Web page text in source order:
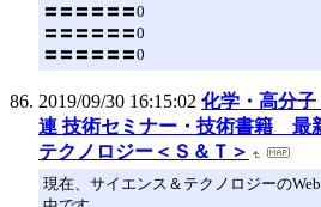
〓〓〓〓〓〓0
〓〓〓〓〓〓0
〓〓〓〓〓〓0
2019/09/30 16:15:02 化学・高分
連 技術セミナー・技術書籍 最
テクノロジー＜Ｓ＆Ｔ＞
現在、サイエンス＆テクノロジーの